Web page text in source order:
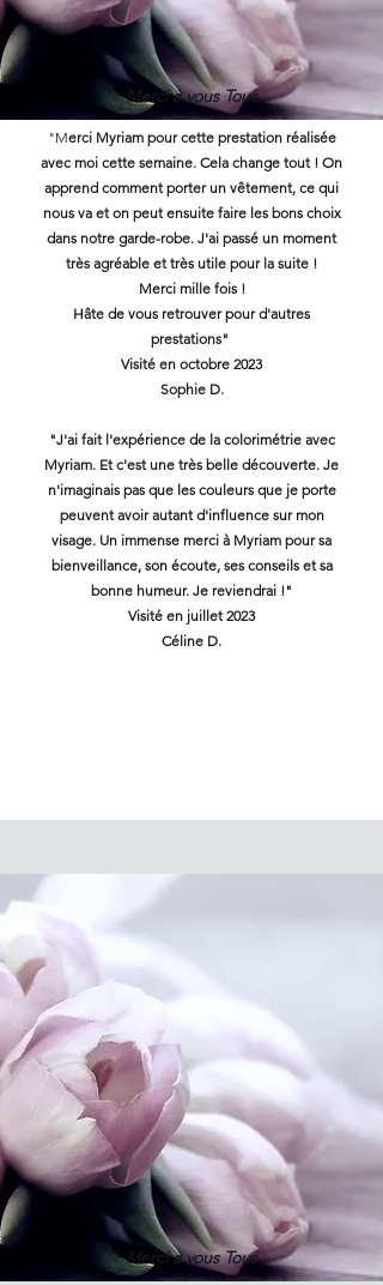
Merci à vous Tous
"Merci Myriam pour cette prestation réalisée
avec moi cette semaine. Cela change tout ! On
apprend comment porter un vêtement, ce qui
nous va et on peut ensuite faire les bons choix
dans notre garde-robe. J'ai passé un moment
très agréable et très utile pour la suite !
Merci mille fois !
Hâte de vous retrouver pour d'autres
prestations"
Visité en octobre 2023
Sophie D.
"J'ai fait l'expérience de la colorimétrie avec
Myriam. Et c'est une très belle découverte. Je
n'imaginais pas que les couleurs que je porte
peuvent avoir autant d'influence sur mon
visage. Un immense merci à Myriam pour sa
bienveillance, son écoute, ses conseils et sa
bonne humeur. Je reviendrai !"
Visité en juillet 2023
Céline D.
Merci à vous Tous